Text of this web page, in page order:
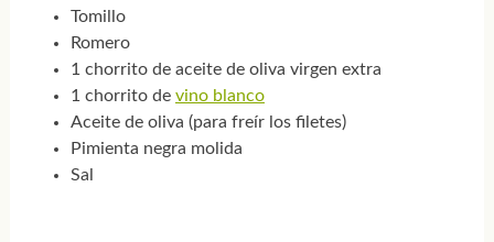
Tomillo
Romero
1 chorrito de aceite de oliva virgen extra
1 chorrito de vino blanco
Aceite de oliva (para freír los filetes)
Pimienta negra molida
Sal